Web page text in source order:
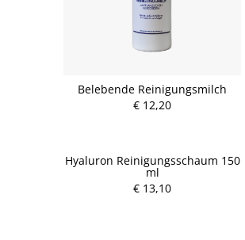
Belebende Reinigungsmilch
€ 12,20
Hyaluron Reinigungsschaum 150
ml
€ 13,10